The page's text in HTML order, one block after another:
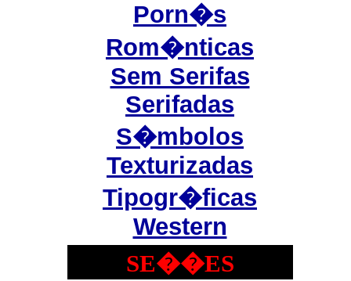
Porn�s
Rom�nticas
Sem Serifas
Serifadas
S�mbolos
Texturizadas
Tipogr�ficas
Western
SE��ES